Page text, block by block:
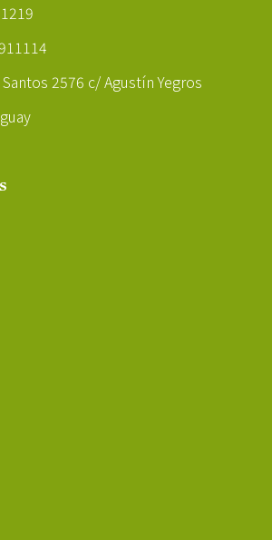
Santos 2576 c/ Agustín Yegros